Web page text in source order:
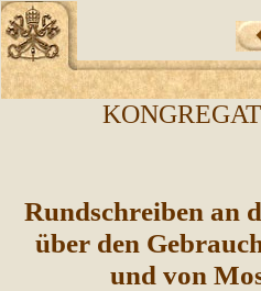
Rundschreiben an
über den
und von